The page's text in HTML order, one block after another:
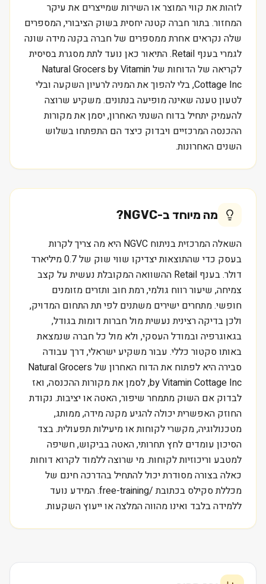
לזהות את קווי המוצר או השירות שמייצרים את עיקר
המחזור. בתור חברה קטנה יחסית בשוק הציבורי, המספרים
שלה נקראים אחרת ממספרים של חברה בקנה מידה שונה
לגמרי בענף Retail. התיאור כאן נועד לתת מסגרת בסיסית
לקריאה של הדוחות של Natural Grocers by Vitamin
Cottage Inc, בלי להפוך את המניה לרעיון השקעה ובלי
לטעון טענה שאינה מופיעה בנתונים. משקיע שרוצה
להעמיק יתחיל בדוח השנתי האחרון, יסמן את מקורות
ההכנסה המרכזיים ויבדוק כיצד הם התפתחו בשלוש
השנים האחרונות.
מה מיוחד ב-NGVC
?
השאלה המרכזית בניתוח NGVC היא מה צריך לקרות
בעסק כדי שהתוצאות יצדיקו שווי שוק של 0.7 מיליארד
דולר. בענף Retail ההשוואה המקובלת נעשית על קצב
צמיחה, שיעור רווח גולמי, רמת חוב ותזרים מזומנים
חופשי. מתחרים ישירים משתנים לפי תת התחום המדויק,
ולכן בדיקה רצינית נעשית מול חברות דומות בגודל,
בגאוגרפיה ובמודל העסקי, ולא מול כל חברה שנמצאת
באותו סקטור כללי. עבור משקיע ישראלי, דרך עבודה
סבירה היא לפתוח את הדוח האחרון של Natural Grocers
by Vitamin Cottage Inc, לסמן את מקורות ההכנסה, ואז
לבדוק אם השוק מתמחר שיפור, האטה או יציבות. נקודת
החוזק האפשרית יכולה להגיע מקנה מידה, ממותג,
מטכנולוגיה, מקשרי לקוחות או מיעילות תפעולית. בצד
הסיכון עומדים לחץ תחרותי, האטה בביקוש, חשיפה
למטבע וריכוזיות לקוחות. מי שרוצה ללמוד לקרוא דוחות
כאלה בצורה מסודרת יכול להתחיל בהדרכה חינם של
מכללת סקילס בכתובת /free-training. המידע נועד
ללמידה בלבד ואינו מהווה המלצה או ייעוץ השקעות.